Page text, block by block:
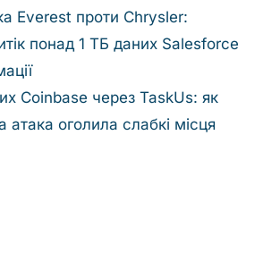
Everest проти Chrysler:
понад 1 ТБ даних Salesforce
Coinbase через TaskUs: як
атака оголила слабкі місця